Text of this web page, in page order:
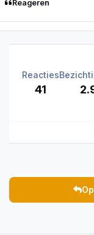
Reageren
Reacties
41